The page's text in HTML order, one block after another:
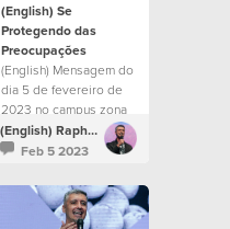
(English) Se
Protegendo das
Preocupações
(English) Mensagem do
dia 5 de fevereiro de
2023 no campus zona
sul
(English) Raphael Galante
Feb 5 2023